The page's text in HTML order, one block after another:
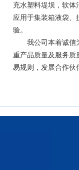
消防移动
充水塑料堤坝，软体
应用于集装箱液袋、
验。
我公司本着诚信为
重产品质量及服务质
易规则，发展合作伙